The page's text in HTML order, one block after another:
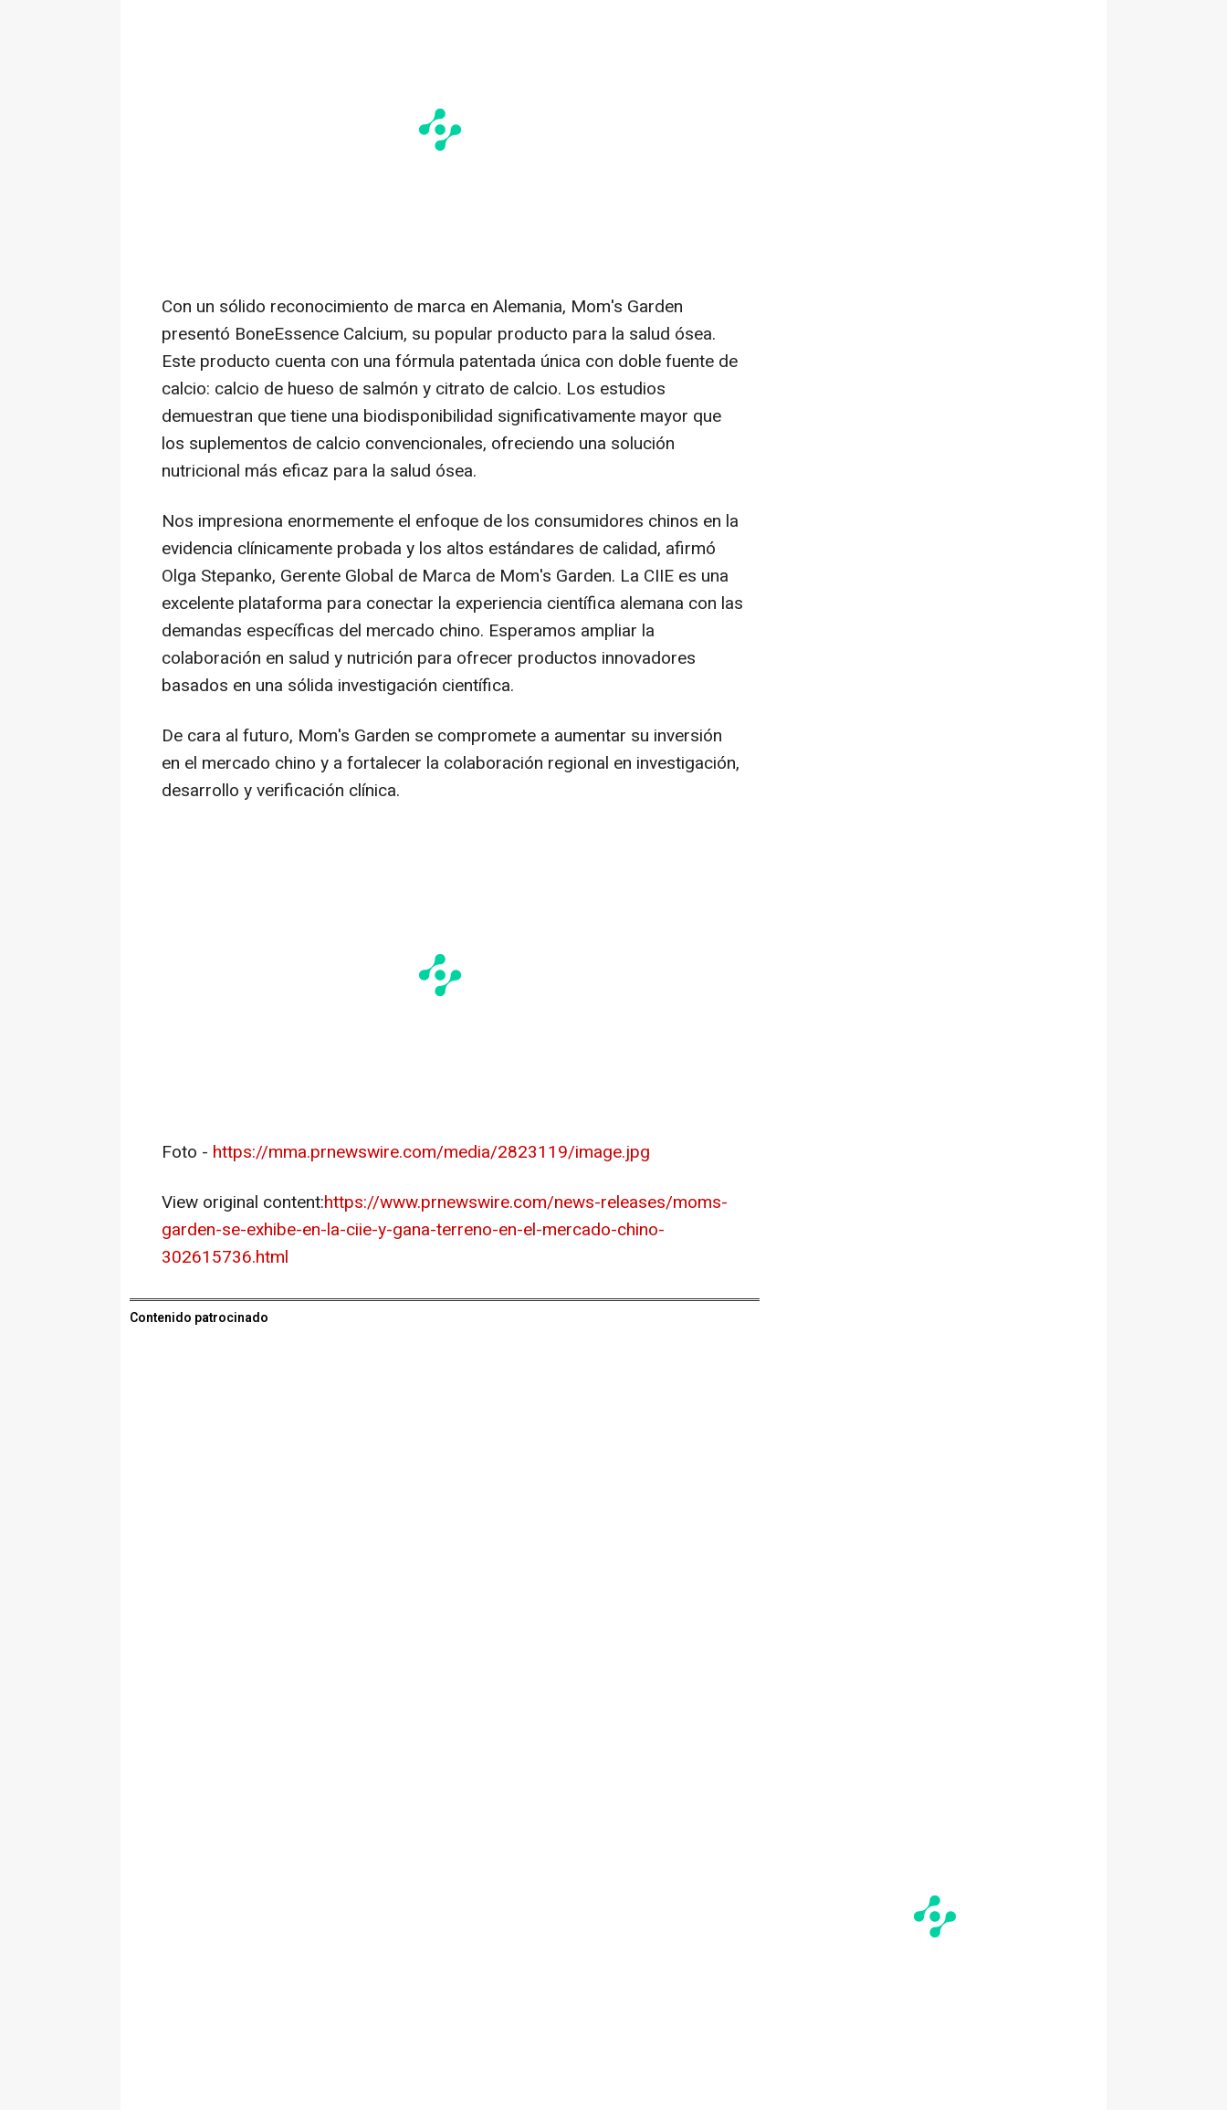
Con un sólido reconocimiento de marca en Alemania, Mom's Garden
presentó BoneEssence Calcium, su popular producto para la salud ósea.
Este producto cuenta con una fórmula patentada única con doble fuente de
calcio: calcio de hueso de salmón y citrato de calcio. Los estudios
demuestran que tiene una biodisponibilidad significativamente mayor que
los suplementos de calcio convencionales, ofreciendo una solución
nutricional más eficaz para la salud ósea.
Nos impresiona enormemente el enfoque de los consumidores chinos en la
evidencia clínicamente probada y los altos estándares de calidad, afirmó
Olga Stepanko, Gerente Global de Marca de Mom's Garden. La CIIE es una
excelente plataforma para conectar la experiencia científica alemana con las
demandas específicas del mercado chino. Esperamos ampliar la
colaboración en salud y nutrición para ofrecer productos innovadores
basados en una sólida investigación científica.
De cara al futuro, Mom's Garden se compromete a aumentar su inversión
en el mercado chino y a fortalecer la colaboración regional en investigación,
desarrollo y verificación clínica.
Foto - https://mma.prnewswire.com/media/2823119/image.jpg
View original content:https://www.prnewswire.com/news-releases/moms-
garden-se-exhibe-en-la-ciie-y-gana-terreno-en-el-mercado-chino-
302615736.html
Contenido patrocinado